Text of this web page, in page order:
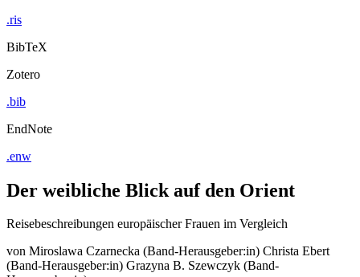
.ris
BibTeX
Zotero
.bib
EndNote
.enw
Der weibliche Blick auf den Orient
Reisebeschreibungen europäischer Frauen im Vergleich
von Miroslawa Czarnecka (Band-Herausgeber:in) Christa Ebert
(Band-Herausgeber:in) Grazyna B. Szewczyk (Band-